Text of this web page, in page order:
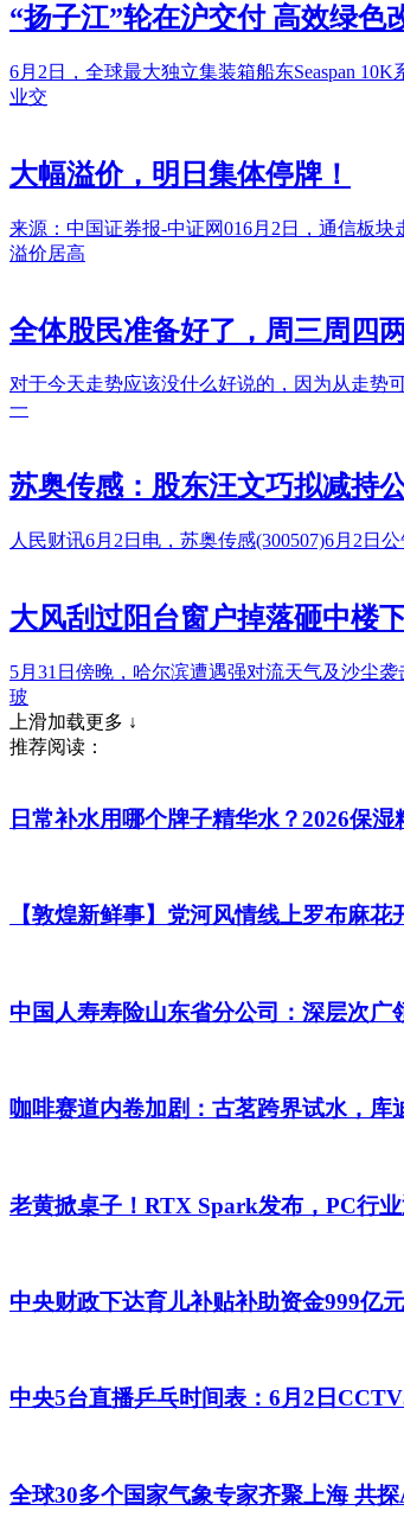
“扬子江”轮在沪交付 高效绿色
6月2日，全球最大独立集装箱船东Seaspan
业交
大幅溢价，明日集体停牌！
来源：中国证券报-中证网016月2日，通信板
溢价居高
全体股民准备好了，周三周四
对于今天走势应该没什么好说的，因为从走势
一
苏奥传感：股东汪文巧拟减持
人民财讯6月2日电，苏奥传感(300507)6月2日
大风刮过阳台窗户掉落砸中楼
5月31日傍晚，哈尔滨遭遇强对流天气及沙尘
玻
上滑加载更多 ↓
推荐阅读：
日常补水用哪个牌子精华水？2026保
【敦煌新鲜事】党河风情线上罗布麻花
中国人寿寿险山东省分公司：深层次广
咖啡赛道内卷加剧：古茗跨界试水，库
老黄掀桌子！RTX Spark发布，PC行业
中央财政下达育儿补贴补助资金999亿
中央5台直播乒乓时间表：6月2日
全球30多个国家气象专家齐聚上海 共